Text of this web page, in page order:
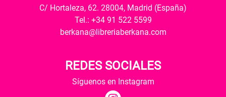
C/ Hortaleza, 62. 28004, Madrid (España)
Tel.: +34 91 522 5599
berkana@libreriaberkana.com
REDES SOCIALES
Síguenos en Instagram